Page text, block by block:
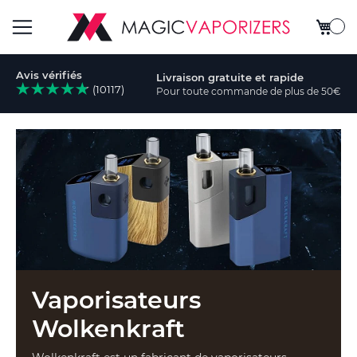
Basculer
la
navigation
Mon
Avis vérifiés
(10117)
Livraison gratuite et rapide
Pour toute commande de plus de 50€
Vaporisateurs
Wolkenkraft